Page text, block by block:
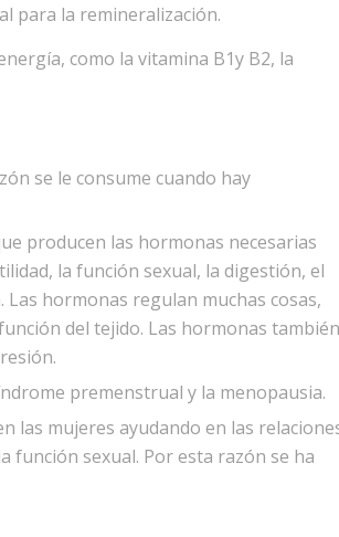
para la remineralización.
como la vitamina B1y B2, la
se le consume cuando hay
producen las hormonas necesarias
la función sexual, la digestión, el
hormonas regulan muchas cosas,
del tejido. Las hormonas también
premenstrual y la menopausia.
las mujeres ayudando en las
función sexual. Por esta razón se ha